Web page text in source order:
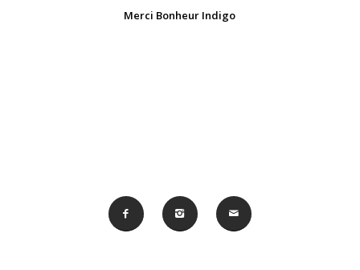
Merci Bonheur Indigo